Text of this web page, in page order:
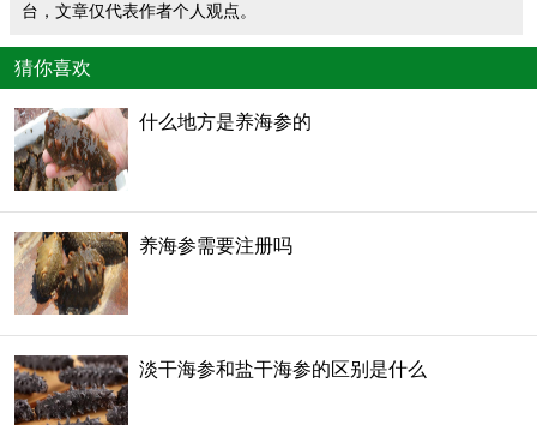
台，文章仅代表作者个人观点。
猜你喜欢
什么地方是养海参的
养海参需要注册吗
淡干海参和盐干海参的区别是什么